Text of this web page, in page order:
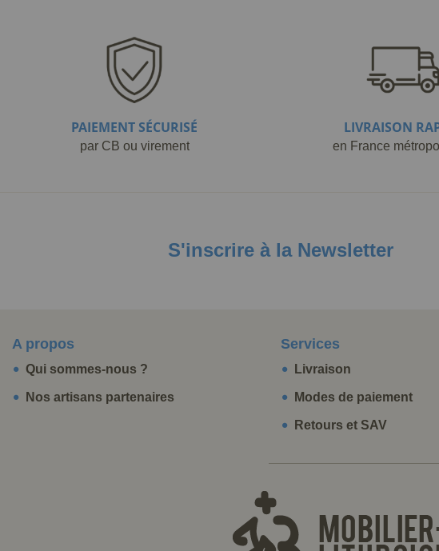
PAIEMENT SÉCURISÉ
par CB ou virement
LIVRAISON
en France
S'inscrire à la Newsletter
A propos
Qui sommes-nous ?
Nos artisans partenaires
Services
Livraison
Modes de paiement
Retours et SAV